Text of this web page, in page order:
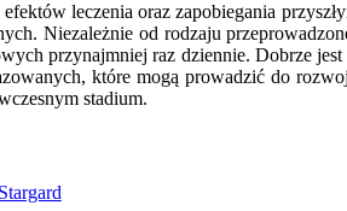
leczenia oraz zapobiegania
Niezależnie od rodzaju
przynajmniej raz dziennie. Dobrze
które mogą prowadzić do
stadium.